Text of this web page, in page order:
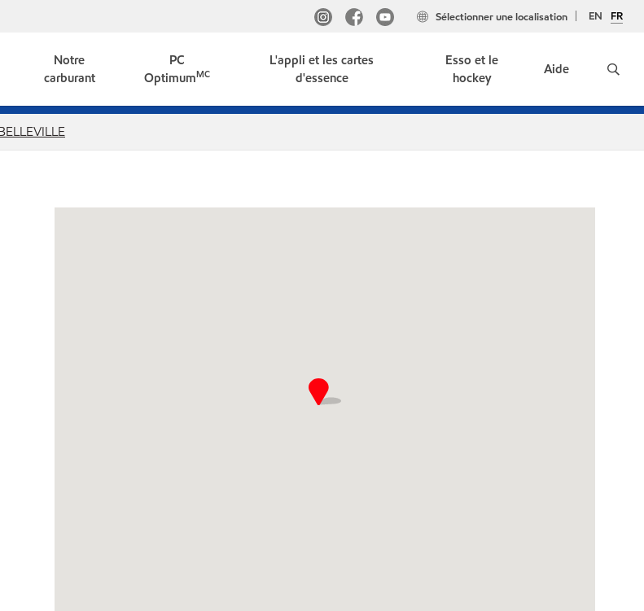
EN FR
Sélectionner une localisation
Notre
carburant
PC
OptimumMC
L'appli et les cartes
d'essence
Esso et le
hockey
Aide